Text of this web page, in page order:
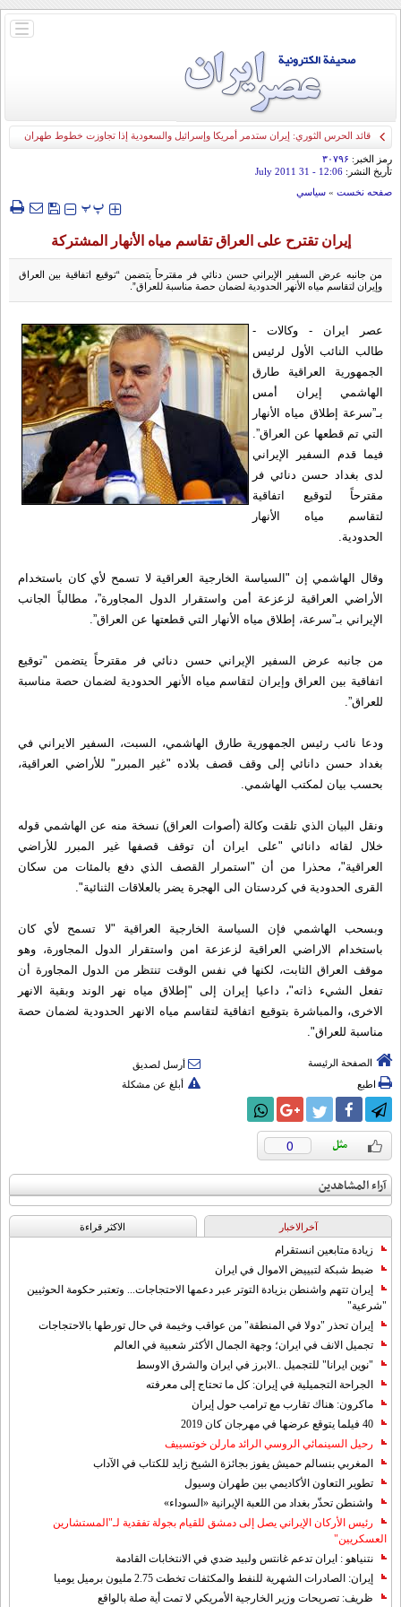
باز
قائد الحرس الثوري: إيران ستدمر أمريكا وإسرائيل والسعودية إذا تجاوزت خطوط طهران
الحمراء
رمز الخبر: ۳۰۷۹۶
تأريخ النشر: 12:06
- 31 July 2011
صفحه نخست » سياسي
‍‍‍ پپ
إيران تقترح على العراق تقاسم مياه الأنهار المشتركة
من جانبه عرض السفير الإيراني حسن دنائي فر مقترحاً يتضمن “توقيع اتفاقية بين العراق
وإيران لتقاسم مياه الأنهر الحدودية لضمان حصة مناسبة للعراق”.
عصر ایران - وکالات -
طالب النائب الأول لرئيس
الجمهورية العراقية طارق
الهاشمي إيران أمس
بـ”سرعة إطلاق مياه الأنهار
التي تم قطعها عن العراق”.
فيما قدم السفير الإيراني
لدى بغداد حسن دنائي فر
مقترحاً لتوقيع اتفاقية
لتقاسم مياه الأنهار
الحدودية.
وقال الهاشمي إن "السياسة الخارجية العراقية لا تسمح لأي كان باستخدام
الأراضي العراقية لزعزعة أمن واستقرار الدول المجاورة”، مطالباً الجانب
الإيراني بـ”سرعة، إطلاق مياه الأنهار التي قطعتها عن العراق”.
من جانبه عرض السفير الإيراني حسن دنائي فر مقترحاً يتضمن "توقيع
اتفاقية بين العراق وإيران لتقاسم مياه الأنهر الحدودية لضمان حصة مناسبة
للعراق”.
ودعا نائب رئيس الجمهورية طارق الهاشمي، السبت، السفير الايراني في
بغداد حسن دانائي إلى وقف قصف بلاده "غير المبرر" للأراضي العراقية،
بحسب بيان لمكتب الهاشمي.
ونقل البيان الذي تلقت وكالة (أصوات العراق) نسخة منه عن الهاشمي قوله
خلال لقائه دانائي "على ايران أن توقف قصفها غير المبرر للأراضي
العراقية"، محذرا من أن "استمرار القصف الذي دفع بالمئات من سكان
القرى الحدودية في كردستان الى الهجرة يضر بالعلاقات الثنائية".
وبسحب الهاشمي فإن السياسة الخارجية العراقية "لا تسمح لأي كان
باستخدام الاراضي العراقية لزعزعة امن واستقرار الدول المجاورة، وهو
موقف العراق الثابت، لكنها في نفس الوقت تنتظر من الدول المجاورة أن
تفعل الشيء ذاته"، داعيا إيران إلى "إطلاق مياه نهر الوند وبقية الانهر
الاخرى، والمباشرة بتوقيع اتفاقية لتقاسم مياه الانهر الحدودية لضمان حصة
مناسبة للعراق".
الصفحة الرئيسة
أرسل لصديق
اطبع
أبلغ عن مشكلة
0
آراء المشاهدين
آخرالاخبار الاکثر قراءة
زيادة متابعين انستقرام
ضبط شبكة لتبييض الاموال في ايران
إيران تتهم واشنطن بزيادة التوتر عبر دعمها الاحتجاجات... وتعتبر حكومة الحوثيين
"شرعية"
إيران تحذر "دولا في المنطقة" من عواقب وخيمة في حال تورطها بالاحتجاجات
تجميل الانف في ايران؛ وجهة الجمال الأكثر شعبية في العالم
"نوين ايرانا" للتجميل ..الابرز في ايران والشرق الاوسط
الجراحة التجميلية في إيران: كل ما تحتاج إلى معرفته
ماكرون: هناك تقارب مع ترامب حول إيران
40 فيلما يتوقع عرضها في مهرجان كان 2019
رحيل السينمائي الروسي الرائد مارلن خوتسييف
المغربي بنسالم حميش يفوز بجائزة الشيخ زايد للكتاب في الآداب
تطوير التعاون الأكاديمي بين طهران وسيول
واشنطن تحذّر بغداد من اللعبة الإيرانية «السوداء»
رئيس الأركان الإيراني يصل إلى دمشق للقيام بجولة تفقدية لـ"المستشارين
العسكريين"
نتنياهو : ايران تدعم غانتس ولبيد ضدي في الانتخابات القادمة
إيران: الصادرات الشهریة للنفط والمكثفات تخطت 2.75 مليون برميل يوميا
ظريف: تصريحات وزير الخارجية الأمريكي لا تمت أية صلة بالواقع